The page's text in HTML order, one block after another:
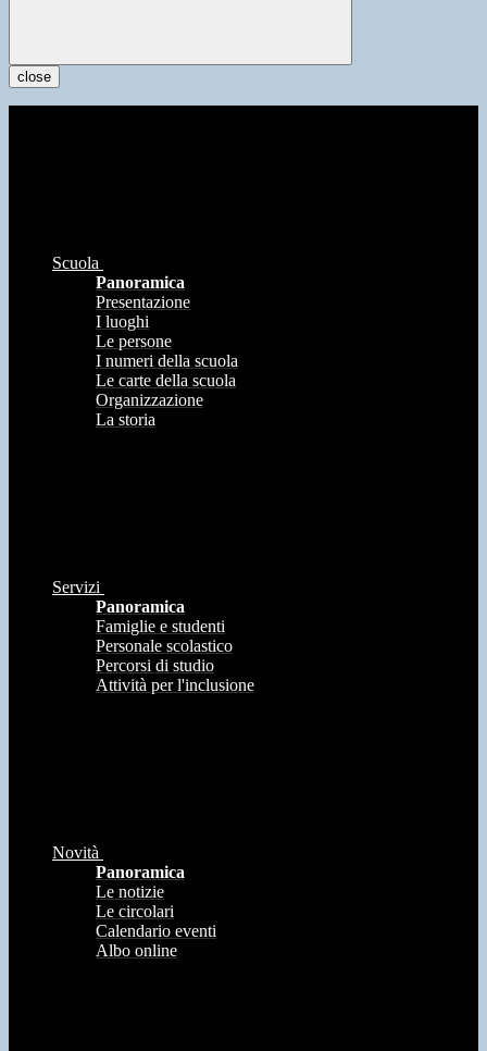
close
Scuola
Panoramica
Presentazione
I luoghi
Le persone
I numeri della scuola
Le carte della scuola
Organizzazione
La storia
Servizi
Panoramica
Famiglie e studenti
Personale scolastico
Percorsi di studio
Attività per l'inclusione
Novità
Panoramica
Le notizie
Le circolari
Calendario eventi
Albo online